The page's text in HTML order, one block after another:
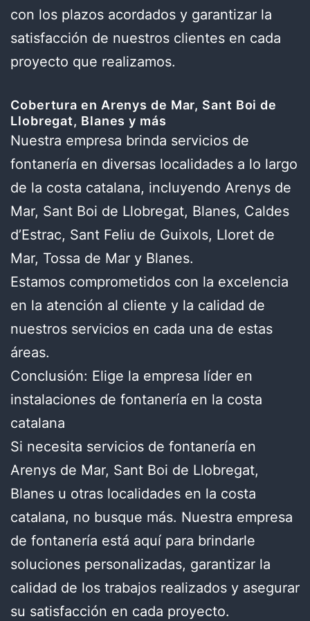
con los plazos acordados y garantizar la
satisfacción de nuestros clientes en cada
proyecto que realizamos.
Cobertura en Arenys de Mar, Sant Boi de
Llobregat, Blanes y más
Nuestra empresa brinda servicios de
fontanería en diversas localidades a lo largo
de la costa catalana, incluyendo Arenys de
Mar, Sant Boi de Llobregat, Blanes, Caldes
d’Estrac, Sant Feliu de Guixols, Lloret de
Mar, Tossa de Mar y Blanes.
Estamos comprometidos con la excelencia
en la atención al cliente y la calidad de
nuestros servicios en cada una de estas
áreas.
Conclusión: Elige la empresa líder en
instalaciones de fontanería en la costa
catalana
Si necesita servicios de fontanería en
Arenys de Mar, Sant Boi de Llobregat,
Blanes u otras localidades en la costa
catalana, no busque más. Nuestra empresa
de fontanería está aquí para brindarle
soluciones personalizadas, garantizar la
calidad de los trabajos realizados y asegurar
su satisfacción en cada proyecto.